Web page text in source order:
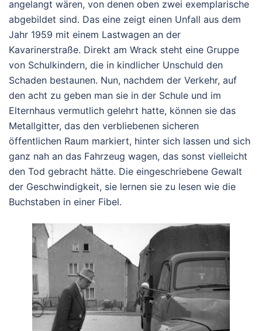
angelangt wären, von denen oben zwei exemplarische
abgebildet sind. Das eine zeigt einen Unfall aus dem
Jahr 1959 mit einem Lastwagen an der
Kavarinerstraße. Direkt am Wrack steht eine Gruppe
von Schulkindern, die in kindlicher Unschuld den
Schaden bestaunen. Nun, nachdem der Verkehr, auf
den acht zu geben man sie in der Schule und im
Elternhaus vermutlich gelehrt hatte, können sie das
Metallgitter, das den verbliebenen sicheren
öffentlichen Raum markiert, hinter sich lassen und sich
ganz nah an das Fahrzeug wagen, das sonst vielleicht
den Tod gebracht hätte. Die eingeschriebene Gewalt
der Geschwindigkeit, sie lernen sie zu lesen wie die
Buchstaben in einer Fibel.